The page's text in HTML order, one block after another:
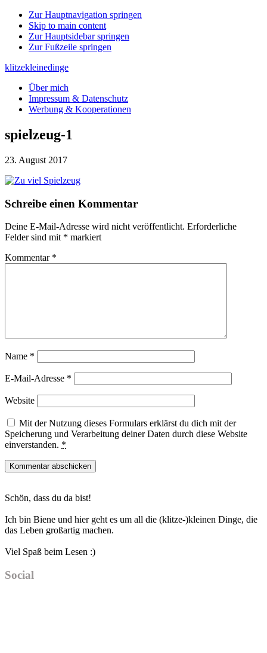
Zur Hauptnavigation springen
Skip to main content
Zur Hauptsidebar springen
Zur Fußzeile springen
klitzekleinedinge
Über mich
Impressum & Datenschutz
Werbung & Kooperationen
spielzeug-1
23. August 2017
Leser-
Schreibe einen Kommentar
Deine E-Mail-Adresse wird nicht veröffentlicht. Erforderliche
Felder sind mit * markiert
Kommentar *
Name *
E-Mail-Adresse *
Website
Mit der Nutzung dieses Formulars erklärst du dich mit der
Speicherung und Verarbeitung deiner Daten durch diese Website
einverstanden. *
Sidebar
Schön, dass du da bist!
Ich bin Biene und hier geht es um all die (klitze-)kleinen Dinge, die
das Leben großartig machen.
Viel Spaß beim Lesen :)
Social